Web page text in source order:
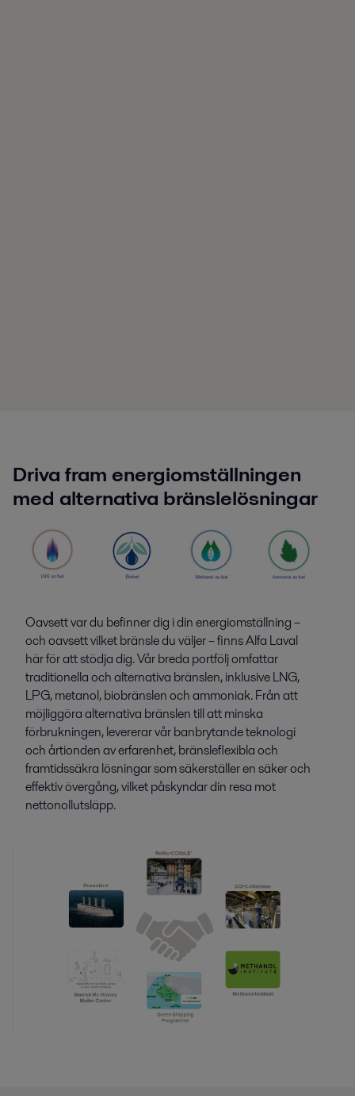
Driva fram energiomställningen
med alternativa bränslelösningar
Oavsett var du befinner dig i din energiomställning –
och oavsett vilket bränsle du väljer – finns Alfa Laval
här för att stödja dig. Vår breda portfölj omfattar
traditionella och alternativa bränslen, inklusive LNG,
LPG, metanol, biobränslen och ammoniak. Från att
möjliggöra alternativa bränslen till att minska
förbrukningen, levererar vår banbrytande teknologi
och årtionden av erfarenhet, bränsleflexibla och
framtidssäkra lösningar som säkerställer en säker och
effektiv övergång, vilket påskyndar din resa mot
nettonollutsläpp.